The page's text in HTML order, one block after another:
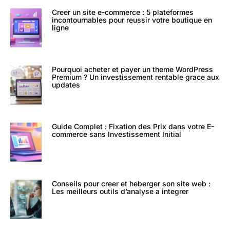
Creer un site e-commerce : 5 plateformes
incontournables pour reussir votre boutique en
ligne
Pourquoi acheter et payer un theme WordPress
Premium ? Un investissement rentable grace aux
updates
Guide Complet : Fixation des Prix dans votre E-
commerce sans Investissement Initial
Conseils pour creer et heberger son site web :
Les meilleurs outils d’analyse a integrer